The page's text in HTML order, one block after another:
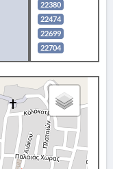
22380
22474
22699
22704